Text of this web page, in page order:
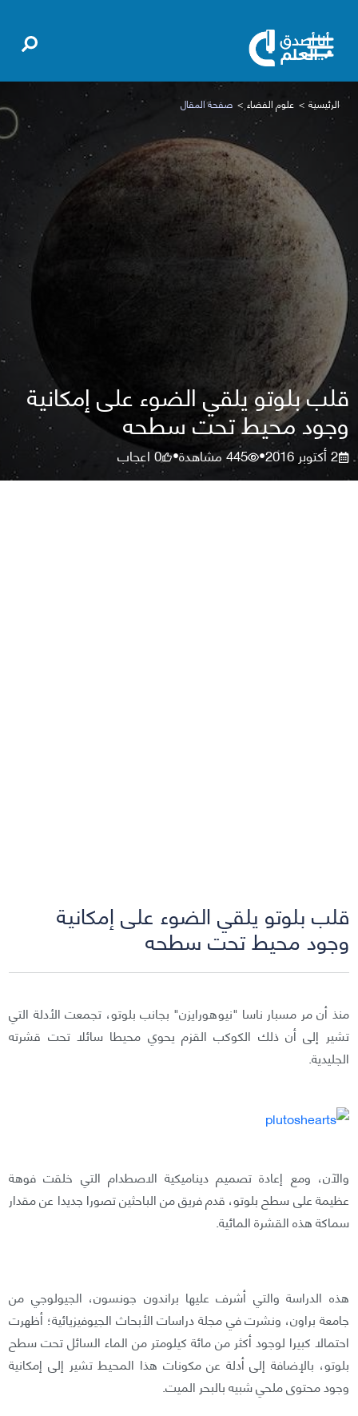
الرئيسية علوم الفضاء صفحة المقال
قلب بلوتو يلقي الضوء على إمكانية
وجود محيط تحت سطحه
2 أكتوبر 2016 •
445مشاهدة•
0اعجاب
قلب بلوتو يلقي الضوء على إمكانية
وجود محيط تحت سطحه
منذ أن مر مسبار ناسا "نيوهورايزن" بجانب بلوتو، تجمعت الأدلة التي
تشير إلى أن ذلك الكوكب القزم يحوي محيطا سائلا تحت قشرته
الجليدية.
والآن، ومع إعادة تصميم ديناميكية الاصطدام التي خلقت فوهة
عظيمة على سطح بلوتو، قدم فريق من الباحثين تصورا جديدا عن مقدار
سماكة هذه القشرة المائية.
هذه الدراسة والتي أشرف عليها براندون جونسون، الجيولوجي من
جامعة براون، ونشرت في مجلة دراسات الأبحاث الجيوفيزيائية؛ أظهرت
احتمالا كبيرا لوجود أكثر من مائة كيلومتر من الماء السائل تحت سطح
بلوتو، بالإضافة إلى أدلة عن مكونات هذا المحيط تشير إلى إمكانية
وجود محتوى ملحي شبيه بالبحر الميت.